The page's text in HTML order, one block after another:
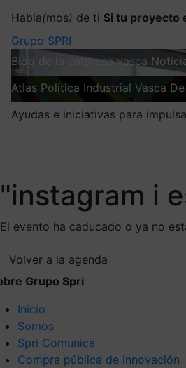
Habla(mos) de ti Si tu proyecto
Grupo SPRI
Blog de la empresa vasca
Atlas Política Industrial Vasca
Ayudas e iniciativas para
"instagram i
El evento ha caducado o ya no
Volver a la agenda
Grupo Spri
Inicio
Somos
Spri Comunica
Compra pública de innovación